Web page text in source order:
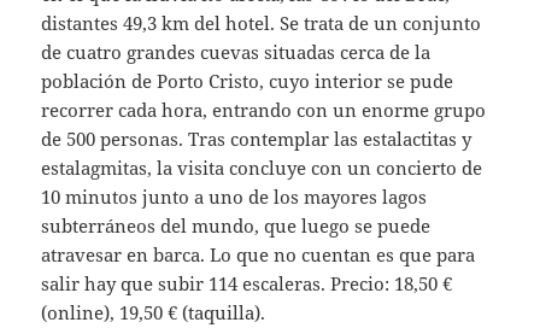
distantes 49,3 km del hotel. Se trata de un conjunto
de cuatro grandes cuevas situadas cerca de la
población de Porto Cristo, cuyo interior se pude
recorrer cada hora, entrando con un enorme grupo
de 500 personas. Tras contemplar las estalactitas y
estalagmitas, la visita concluye con un concierto de
10 minutos junto a uno de los mayores lagos
subterráneos del mundo, que luego se puede
atravesar en barca. Lo que no cuentan es que para
salir hay que subir 114 escaleras. Precio: 18,50 €
(online), 19,50 € (taquilla).